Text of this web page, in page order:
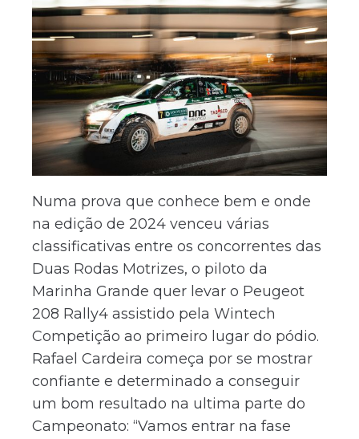
Numa prova que conhece bem e onde
na edição de 2024 venceu várias
classificativas entre os concorrentes das
Duas Rodas Motrizes, o piloto da
Marinha Grande quer levar o Peugeot
208 Rally4 assistido pela Wintech
Competição ao primeiro lugar do pódio.
Rafael Cardeira começa por se mostrar
confiante e determinado a conseguir
um bom resultado na ultima parte do
Campeonato: “Vamos entrar na fase